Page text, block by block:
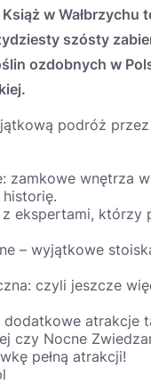
w
szósty
ozdobnych w
podróż przez
zamkowe wnętrza
ekspertami,
– wyjątkowe
czyli jeszcze
atrakcje
czy Nocne
pełną atrakcji!